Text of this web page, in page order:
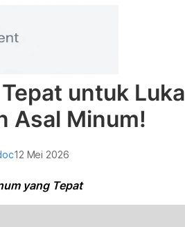
untuk Luka
Asal Minum!
12 Mei 2026
yang Tepat